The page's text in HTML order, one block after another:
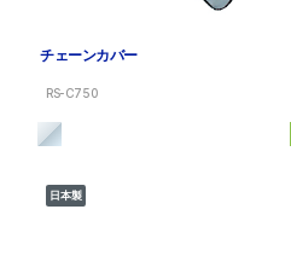
チェーンカバー
RS-C750
日本製